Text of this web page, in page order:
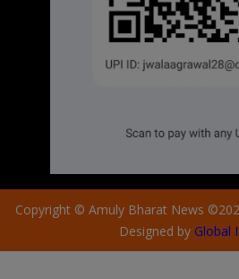
Copyright © Amuly Bharat News
Designed by Global